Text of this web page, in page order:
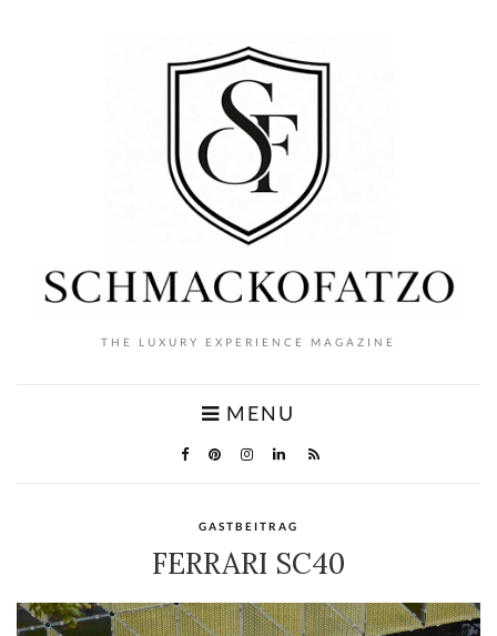
THE LUXURY EXPERIENCE MAGAZINE
MENU
GASTBEITRAG
FERRARI SC40